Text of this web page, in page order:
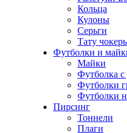
Кольца
Кулоны
Серьги
Тату
Футболки и
Майки
Футболка
Футболки
Футболки
Пирсинг
Тоннели
Плаги